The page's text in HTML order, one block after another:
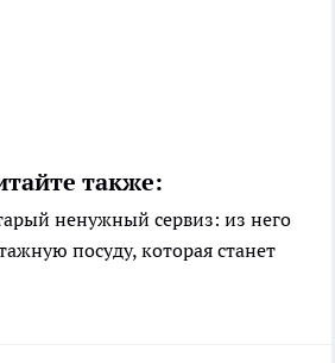
также:
ненужный сервиз: из него
посуду, которая станет